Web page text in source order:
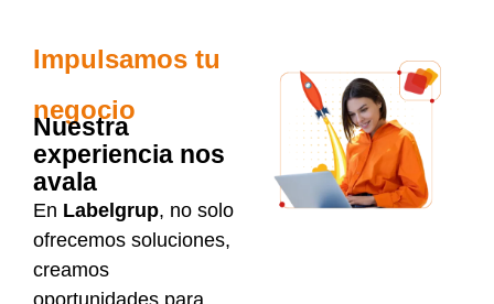
Impulsamos tu
negocio
Nuestra
experiencia nos
avala
En Labelgrup, no solo
ofrecemos soluciones,
creamos
oportunidades para